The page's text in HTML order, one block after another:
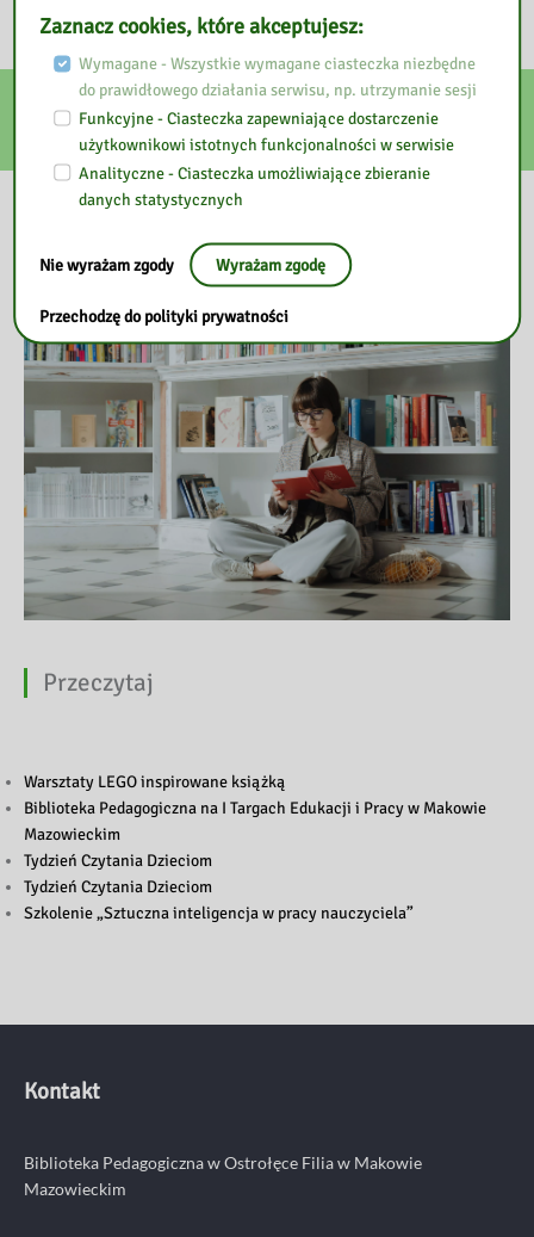
E-usługi
Nasza biblioteka
Przeczytaj
Warsztaty LEGO inspirowane książką
Biblioteka Pedagogiczna na I Targach Edukacji i Pracy w Makowie
Mazowieckim
Tydzień Czytania Dzieciom
Tydzień Czytania Dzieciom
Szkolenie „Sztuczna inteligencja w pracy nauczyciela”
Kontakt
Biblioteka Pedagogiczna w Ostrołęce Filia w Makowie
Mazowieckim
Zaznacz cookies, które akceptujesz:
Wymagane - Wszystkie wymagane ciasteczka niezbędne
do prawidłowego działania serwisu, np. utrzymanie sesji
Funkcyjne - Ciasteczka zapewniające dostarczenie
użytkownikowi istotnych funkcjonalności w serwisie
Analityczne - Ciasteczka umożliwiające zbieranie
danych statystycznych
Nie wyrażam zgody Wyrażam zgodę
Przechodzę do polityki prywatności